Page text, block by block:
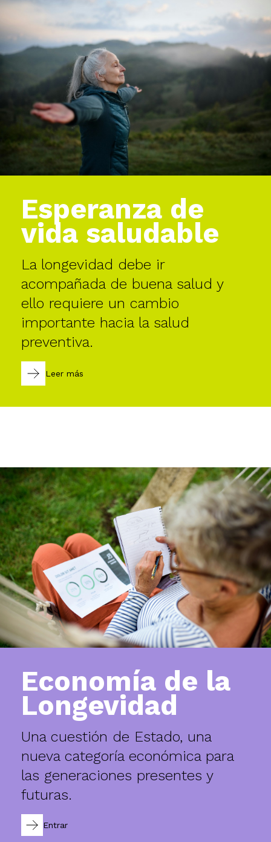
Esperanza de
vida saludable
La longevidad debe ir
acompañada de buena salud y
ello requiere un cambio
importante hacia la salud
preventiva.
Leer más
Economía de la
Longevidad
Una cuestión de Estado, una
nueva categoría económica para
las generaciones presentes y
futuras.
Entrar